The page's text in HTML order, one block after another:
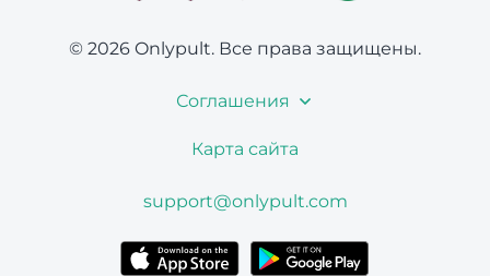
© 2026 Onlypult. Все права защищены.
Соглашения
Карта сайта
support@onlypult.com